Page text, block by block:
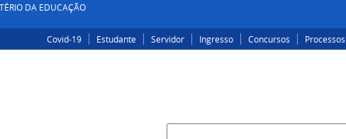
DA EDUCAÇÃO
Covid-19 Estudante Servidor Ingresso Concursos